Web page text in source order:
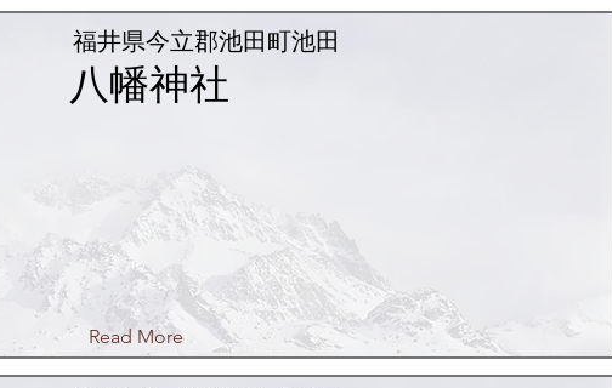
福井県今立郡池田町池田
八幡神社
Read More